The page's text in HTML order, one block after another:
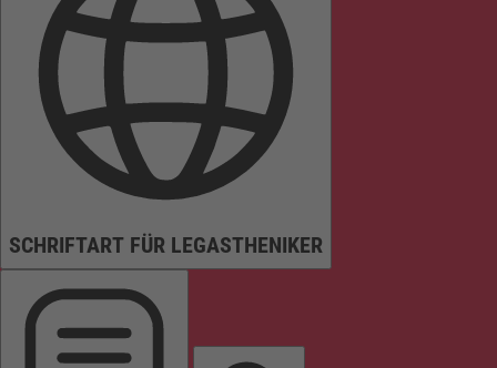
SCHRIFTART FÜR LEGASTHENIKER